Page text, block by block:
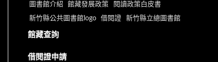
圖書館介紹 館藏發展政策 閱讀政策白皮書
新竹縣公共圖書館logo 借閱證 新竹縣立總圖書館
館藏查詢
借閱證申請